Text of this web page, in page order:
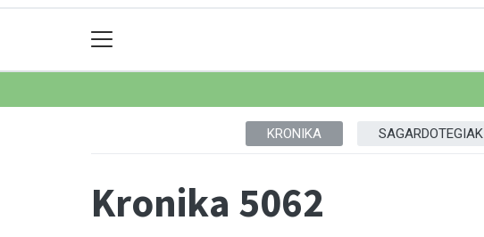
KRONIKA SAGARDOTEGIAK
Kronika 5062